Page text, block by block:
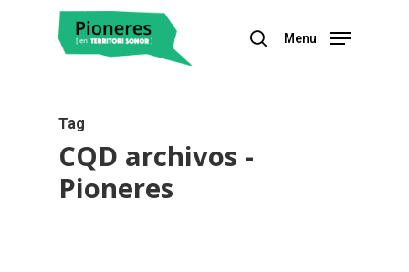
Menu
Tag
CQD archivos -
Pioneres